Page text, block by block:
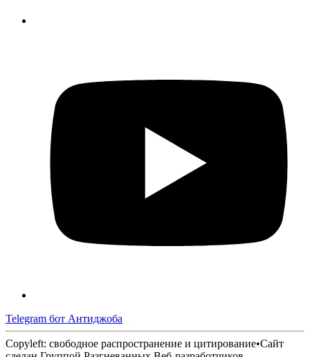
Telegram бот Антиджоба
Copyleft: свободное распространение и цитирование•Сайт